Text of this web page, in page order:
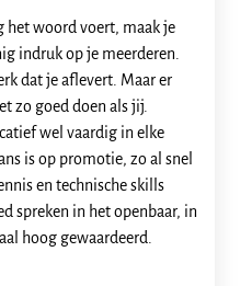
het woord voert, maak je
indruk op je meerderen.
dat je aflevert. Maar er
zo goed doen als jij.
wel vaardig in elke
is op promotie, zo al snel
en technische skills
spreken in het openbaar, in
hoog gewaardeerd.